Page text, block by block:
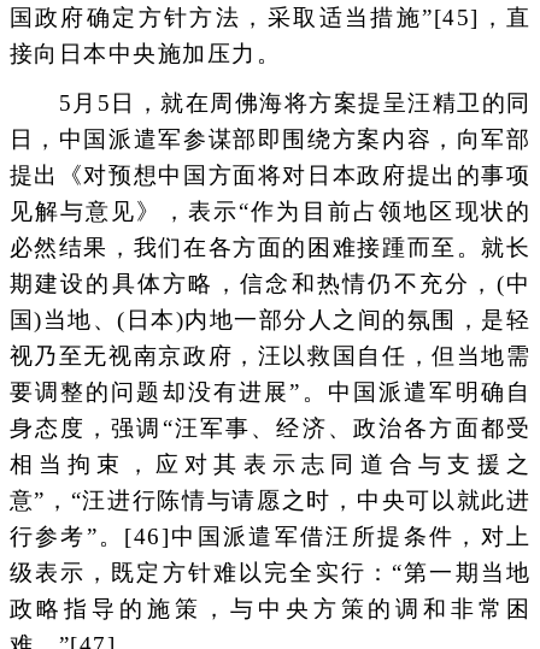
国政府确定方针方法，采取适当措施”[45]，直
接向日本中央施加压力。
5月5日，就在周佛海将方案提呈汪精卫的同
日，中国派遣军参谋部即围绕方案内容，向军部
提出《对预想中国方面将对日本政府提出的事项
见解与意见》，表示“作为目前占领地区现状的
必然结果，我们在各方面的困难接踵而至。就长
期建设的具体方略，信念和热情仍不充分，(中
国)当地、(日本)内地一部分人之间的氛围，是轻
视乃至无视南京政府，汪以救国自任，但当地需
要调整的问题却没有进展”。中国派遣军明确自
身态度，强调“汪军事、经济、政治各方面都受
相当拘束，应对其表示志同道合与支援之
意”，“汪进行陈情与请愿之时，中央可以就此进
行参考”。[46]中国派遣军借汪所提条件，对上
级表示，既定方针难以完全实行：“第一期当地
政略指导的施策，与中央方策的调和非常困